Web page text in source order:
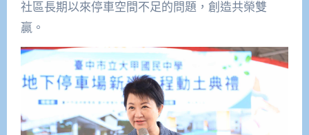
社區長期以來停車空間不足的問題，創造共榮雙
贏。